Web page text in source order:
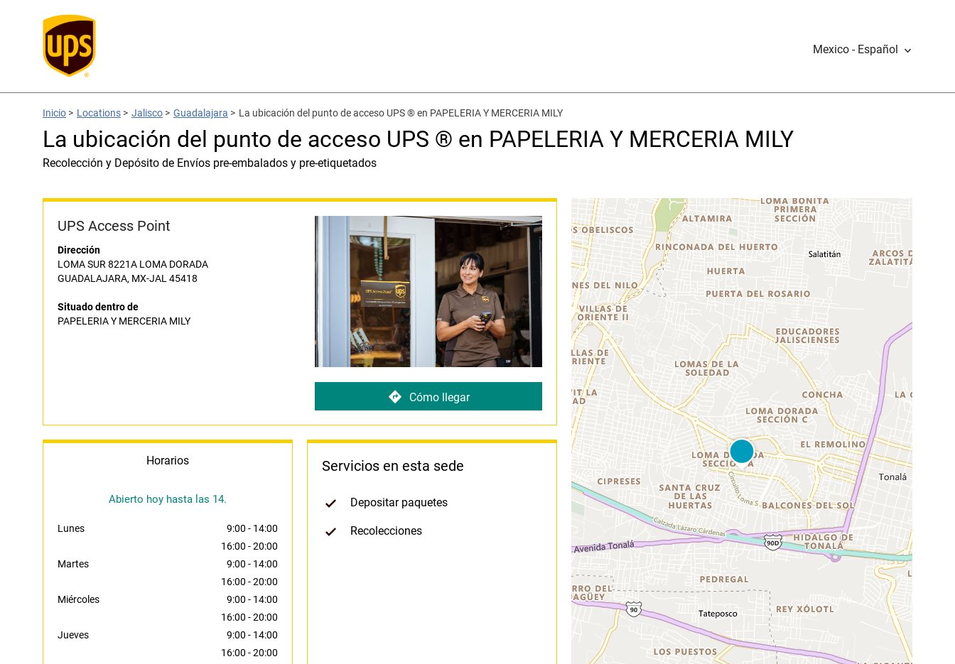
Mexico - Español
Inicio > Locations > Jalisco > Guadalajara > La ubicación del punto de acceso UPS ® en PAPELERIA Y MERCERIA MILY
La ubicación del punto de acceso UPS ® en PAPELERIA Y MERCERIA MILY
Recolección y Depósito de Envíos pre-embalados y pre-etiquetados
UPS Access Point
Dirección
LOMA SUR 8221A LOMA DORADA
GUADALAJARA, MX-JAL 45418
Situado dentro de
PAPELERIA Y MERCERIA MILY
Cómo llegar
Horarios
Abierto hoy hasta las 14.
Lunes 9:00 - 14:00
16:00 -20:00
Martes
9:00 - 14:00
16:00 -20:00
Miércoles
9:00 - 14:00
16:00 -20:00
Jueves
9:00 - 14:00
16:00 -20:00
Servicios en esta sede
Depositar paquetes
Recolecciones